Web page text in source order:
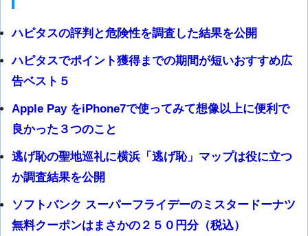
ハピタスの評判と危険性を調査した結果を公開
ハピタスでポイント獲得までの期間が短いおすすめ広
告ベスト５
Apple Pay をiPhone7で使ってみて想像以上に便利で
良かった３つのこと
逃げ恥の聖地巡礼に横浜「逃げ恥」マップは役に立つ
か調査結果を公開
ソフトバンク スーパーフライデーのミスタードーナツ
無料クーポンはまさかの２５０円分（税込）